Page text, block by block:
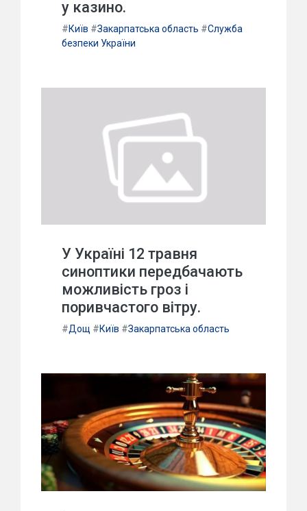
у казино.
#Київ #Закарпатська область #Служба
безпеки України
У Україні 12 травня
синоптики передбачають
можливість гроз і
поривчастого вітру.
#Дощ #Київ #Закарпатська область